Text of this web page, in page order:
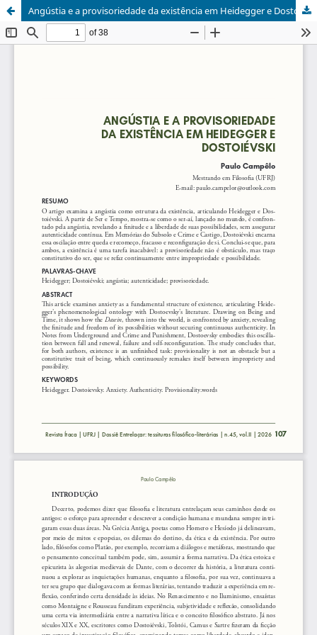
Angústia e a provisoriedade da existência em Heidegger e Dostoiévski